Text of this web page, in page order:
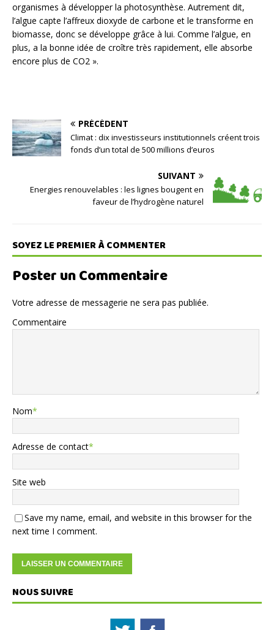
organismes à développer la photosynthèse. Autrement dit,
l’algue capte l’affreux dioxyde de carbone et le transforme en
biomasse, donc se développe grâce à lui. Comme l’algue, en
plus, a la bonne idée de croître très rapidement, elle absorbe
encore plus de CO2 ».
PRÉCÉDENT
Climat : dix investisseurs institutionnels créent trois
fonds d’un total de 500 millions d’euros
SUIVANT
Energies renouvelables : les lignes bougent en
faveur de l’hydrogène naturel
SOYEZ LE PREMIER À COMMENTER
Poster un Commentaire
Votre adresse de messagerie ne sera pas publiée.
Commentaire
Nom*
Adresse de contact*
Site web
Save my name, email, and website in this browser for the
next time I comment.
NOUS SUIVRE